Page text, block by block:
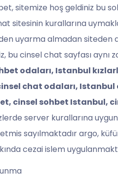
, sitemize hoş geldiniz bu
sitesinin kurallarına
uyarma almadan
bu cinsel chat sayfası aynı
odaları, Istanbul
chat odaları,
cinsel sohbet Istanbul,
server kurallarına
sayılmaktadır argo,
cezai islem